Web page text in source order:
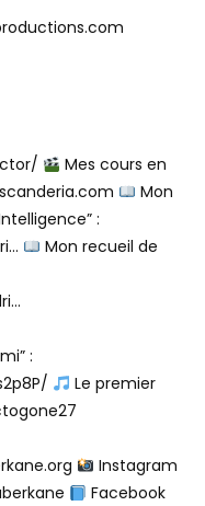
Mes cours en
Mon
:
Mon recueil de
:
Le premier
Instagram
Facebook